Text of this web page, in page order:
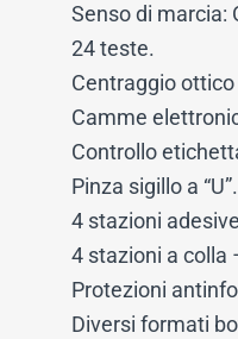
Senso di marcia:
24 teste.
Centraggio
Camme
Controllo
Pinza sigillo a “U”.
4 stazioni
4 stazioni a colla
Protezioni
Diversi formati